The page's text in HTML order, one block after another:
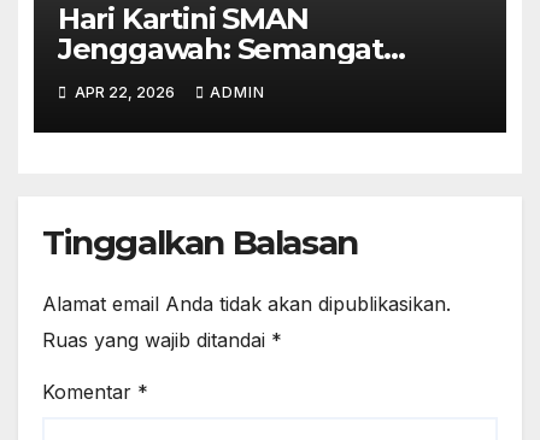
Hari Kartini SMAN
Jenggawah: Semangat
Emansipasi di Era Digital
APR 22, 2026 ADMIN
Tinggalkan Balasan
Alamat email Anda tidak akan dipublikasikan.
Ruas yang wajib ditandai *
Komentar *